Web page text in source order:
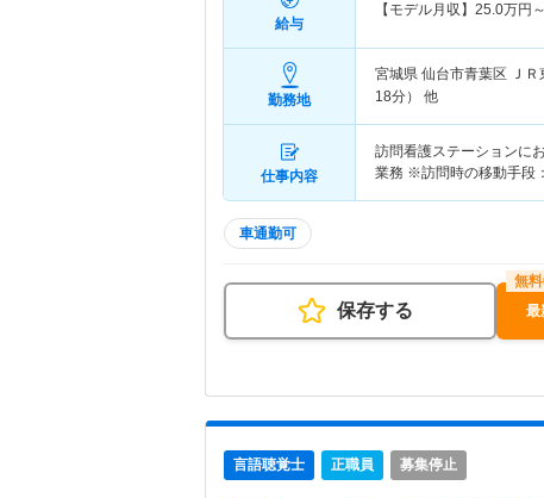
給与
【モデル月収】 25.0万円～
勤務地
宮城県 仙台市青葉区 Ｊ
18分） 他
仕事内容
訪問看護ステーションに
業務 ※訪問時の移動手段
車通勤可
保存する 最
言語聴覚士 正職員 募集停止